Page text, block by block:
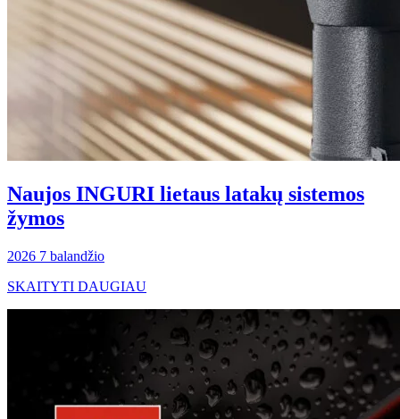
Naujos INGURI lietaus latakų sistemos
žymos
2026 7 balandžio
SKAITYTI DAUGIAU